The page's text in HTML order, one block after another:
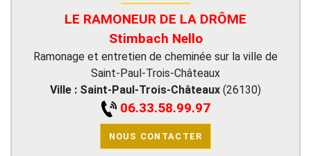
LE RAMONEUR DE LA DRÔME
Stimbach Nello
Ramonage et entretien de cheminée sur la ville de
Saint-Paul-Trois-Châteaux
Ville : Saint-Paul-Trois-Châteaux (26130)
06.33.58.99.97
NOUS CONTACTER